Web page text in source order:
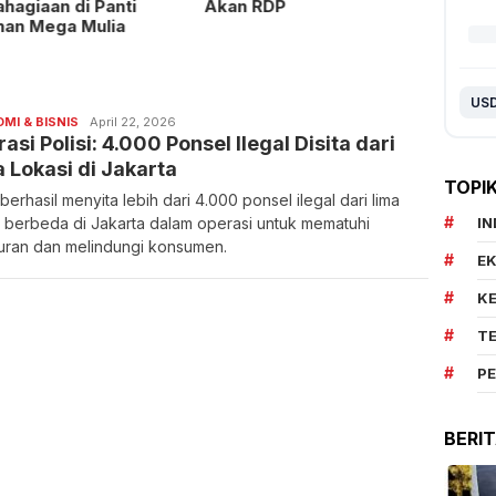
di Panti
Mega Mulia
Akan RDP
& BISNIS April 22, 2026
Polisi: 4.000 Ponsel Ilegal Disita dari
Lokasi di Jakarta
menyita lebih dari 4.000 ponsel ilegal dari lima
berbeda di Jakarta dalam operasi untuk mematuhi
dan melindungi konsumen.